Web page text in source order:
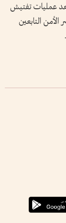
عمليات تفتيش
التابعين